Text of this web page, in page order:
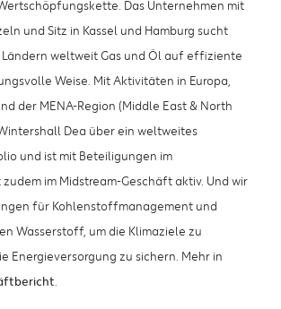
Das Unternehmen mit
und Sitz in Kassel und Hamburg sucht
Ländern weltweit Gas und Öl auf effiziente
Weise. Mit Aktivitäten in Europa,
der MENA-Region (Middle East & North
Dea über ein weltweites
und ist mit Beteiligungen im
im Midstream-Geschäft aktiv. Und wir
für Kohlenstoffmanagement und
Wasserstoff, um die Klimaziele zu
Energieversorgung zu sichern. Mehr in
.